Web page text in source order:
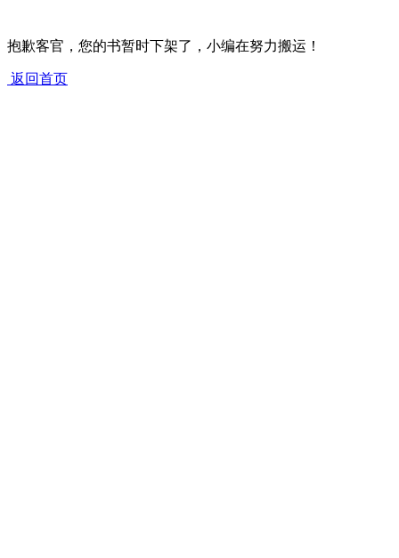
抱歉客官，您的书暂时下架了，小编在努力搬运！
返回首页